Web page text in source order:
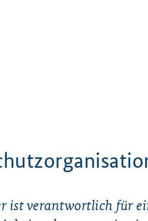
ist verantwortlich für